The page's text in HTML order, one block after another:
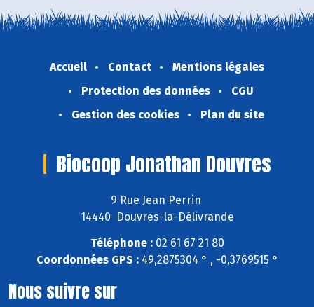
Accueil Contact
Mentions légales
Protection des données
CGU
Gestion des cookies
Plan du site
Biocoop Jonathan Douvres
9 Rue Jean Perrin
14440 Douvres-la-Délivrande
Téléphone :02 61 67 21 80
Coordonnées GPS :49,2875304 ° , -0,3769515 °
Nous suivre sur